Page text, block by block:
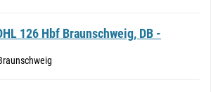
126 Hbf Braunschweig, DB -